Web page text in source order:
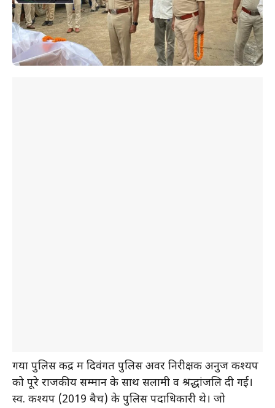
गया पुलिस केंद्र में दिवंगत पुलिस अवर निरीक्षक अनुज कश्यप
को पूरे राजकीय सम्मान के साथ सलामी व श्रद्धांजलि दी गई।
स्व. कश्यप (2019 बैच) के पुलिस पदाधिकारी थे। जो